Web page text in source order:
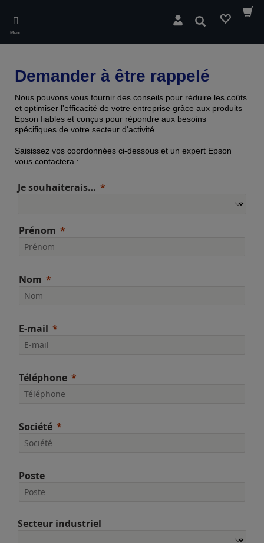
main
content
Menu
Rechercher
Demander à être rappelé
Nous pouvons vous fournir des conseils pour réduire les coûts
et optimiser l'efficacité de votre entreprise grâce aux produits
Epson fiables et conçus pour répondre aux besoins
spécifiques de votre secteur d'activité.
Saisissez vos coordonnées ci-dessous et un expert Epson
vous contactera :
Je souhaiterais…
Prénom
Nom
E-mail
Téléphone
Société
Poste
Secteur industriel